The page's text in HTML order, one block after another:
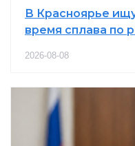
В Красноярье
время сплава по
2026-08-08